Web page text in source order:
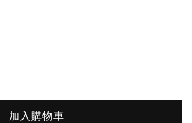
加入購物車